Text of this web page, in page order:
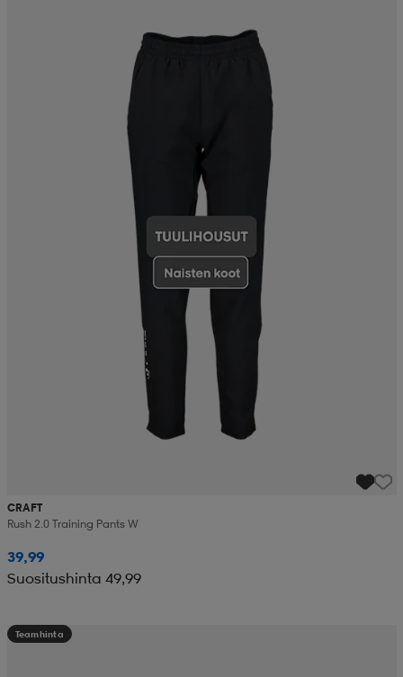
CRAFT
Rush 2.0 Training Pants W
39,99
Suositushinta 49,99
Teamhinta